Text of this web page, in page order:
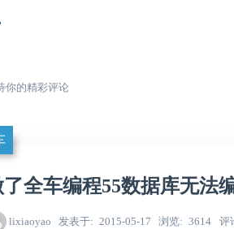
你的精彩评论
了全车编程55数据库无法
lixiaoyao 发表于 2015-05-17 浏览 3614 评